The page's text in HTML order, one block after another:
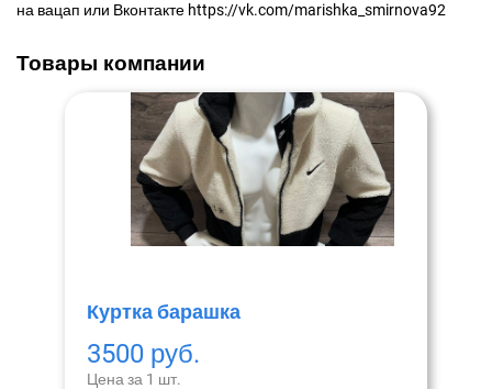
на вацап или Вконтакте https://vk.com/marishka_smirnova92
Товары компании
Куртка барашка
3500 руб.
Цена за 1 шт.